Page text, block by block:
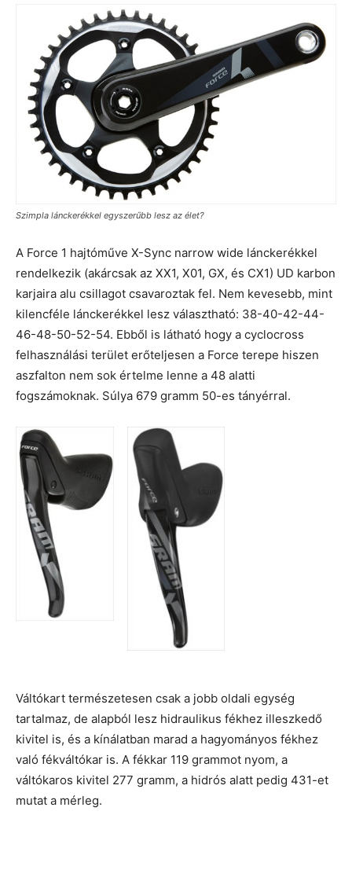
Szimpla lánckerékkel egyszerűbb lesz az élet?
A Force 1 hajtóműve X-Sync narrow wide lánckerékkel
rendelkezik (akárcsak az XX1, X01, GX, és CX1) UD karbon
karjaira alu csillagot csavaroztak fel. Nem kevesebb, mint
kilencféle lánckerékkel lesz választható: 38-40-42-44-
46-48-50-52-54. Ebből is látható hogy a cyclocross
felhasználási terület erőteljesen a Force terepe hiszen
aszfalton nem sok értelme lenne a 48 alatti
fogszámoknak. Súlya 679 gramm 50-es tányérral.
Váltókart természetesen csak a jobb oldali egység
tartalmaz, de alapból lesz hidraulikus fékhez illeszkedő
kivitel is, és a kínálatban marad a hagyományos fékhez
való fékváltókar is. A fékkar 119 grammot nyom, a
váltókaros kivitel 277 gramm, a hidrós alatt pedig 431-et
mutat a mérleg.